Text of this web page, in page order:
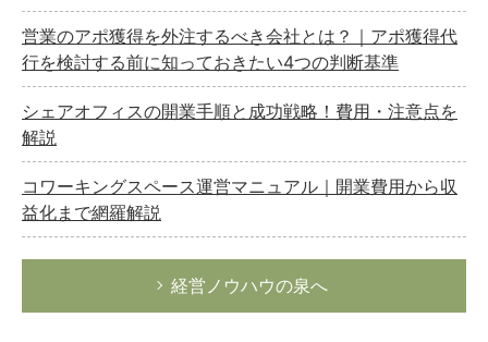
営業のアポ獲得を外注するべき会社とは？｜アポ獲得代
行を検討する前に知っておきたい4つの判断基準
シェアオフィスの開業手順と成功戦略！費用・注意点を
解説
コワーキングスペース運営マニュアル｜開業費用から収
益化まで網羅解説
経営ノウハウの泉へ